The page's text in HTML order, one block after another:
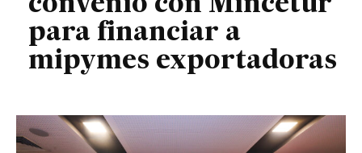
convenio con Mincetur
para financiar a
mipymes exportadoras